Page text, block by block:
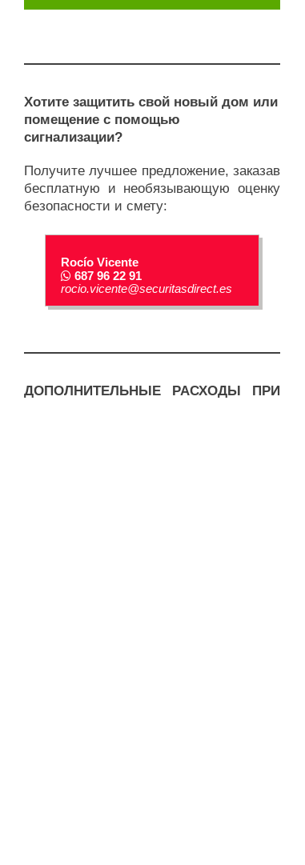
Хотите защитить свой новый дом или
помещение с помощью
сигнализации?
Получите лучшее предложение, заказав
бесплатную и необязывающую оценку
безопасности и смету:
Rocío Vicente
687 96 22 91
rocio.vicente@securitasdirect.es
ДОПОЛНИТЕЛЬНЫЕ РАСХОДЫ ПРИ